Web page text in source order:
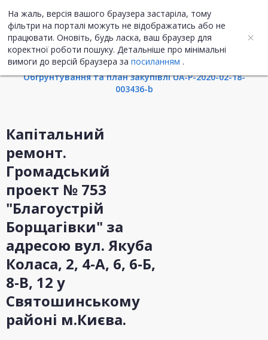
На жаль, версія вашого браузера застаріла, тому
фільтри на порталі можуть не відображатись або не
працювати. Оновіть, будь ласка, ваш браузер для
коректної роботи пошуку. Детальніше про мінімальні
вимоги до версій браузера за посиланням .
UA ENG
Інформація про закупівлю
Обгрунтування та план закупівлі UA-P-2020-02-18-
003436-b
Капітальний
ремонт.
Громадський
проект № 753
"Благоустрій
Борщагівки" за
адресою вул. Якуба
Коласа, 2, 4-А, 6, 6-Б,
8-В, 12 у
Святошинському
районі м.Києва.